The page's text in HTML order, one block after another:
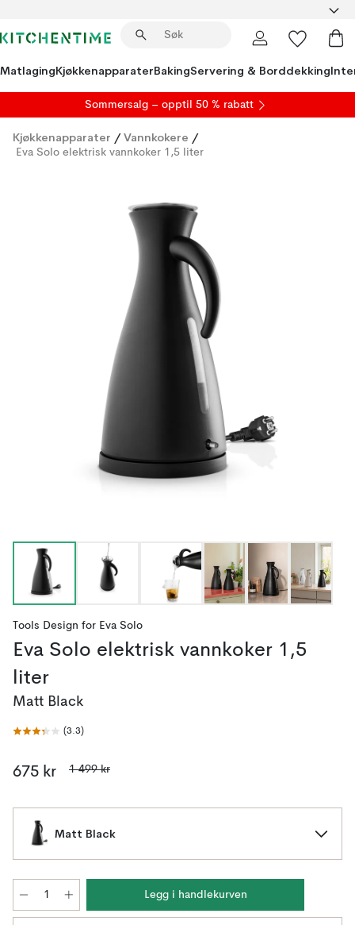
MatlagingKjøkkenapparaterBakingServering & Borddekking
Sommersalg – opptil 50 % rabatt
Kjøkkenapparater / Vannkokere /
Eva Solo elektrisk vannkoker 1,5 liter
Tools Design for Eva Solo
Eva Solo elektrisk vannkoker 1,5
liter
Matt Black
(3.3)
675 kr 1 499 kr
Matt Black
Legg i handlekurven